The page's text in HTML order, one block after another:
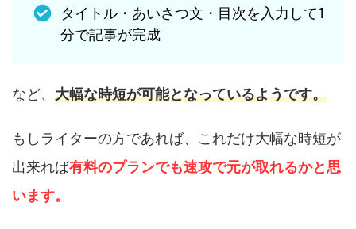
タイトル・あいさつ文・目次を入力して1
分で記事が完成
など、 大幅な時短が可能となっているようです。
もしライターの方であれば、これだけ大幅な時短が
出来れば有料のプランでも速攻で元が取れるかと思
います。